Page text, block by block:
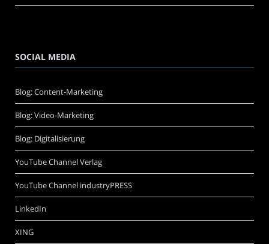
SOCIAL MEDIA
Blog: Content-Marketing
Blog: Video-Marketing
Blog: Digitalisierung
YouTube Channel Verlag
YouTube Channel industryPRESS
LinkedIn
XING